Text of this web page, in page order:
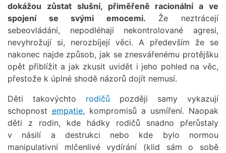
dokážou zůstat slušní, přiměřeně racionální a ve
spojení se svými emocemi. Že neztrácejí
sebeovládání, nepodléhají nekontrolované agresi,
nevyhrožují si, nerozbíjejí věci. A především že se
nakonec najde způsob, jak se znesvářenému protějšku
opět přiblížit a jak zkusit uvidět i jeho pohled na věc,
přestože k úplné shodě názorů dojít nemusí.
Děti takovýchto rodičů později samy vykazují
schopnost empatie, kompromisů a usmíření. Naopak
děti z rodin, kde hádky rodičů snadno přerůstaly
v násilí a destrukci nebo kde bylo normou
manipulativní mlčenlivé vydírání (klid sám o sobě